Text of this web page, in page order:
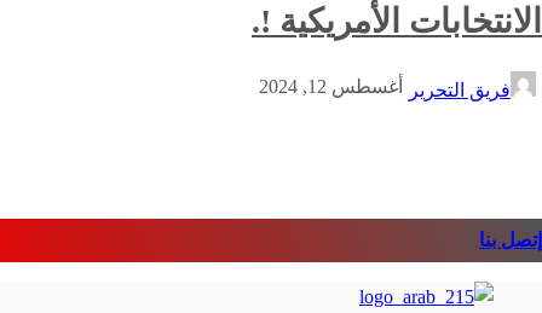
الانتخابات الأمريكية !.
فريق التحرير أغسطس 12, 2024
إتصل بنا